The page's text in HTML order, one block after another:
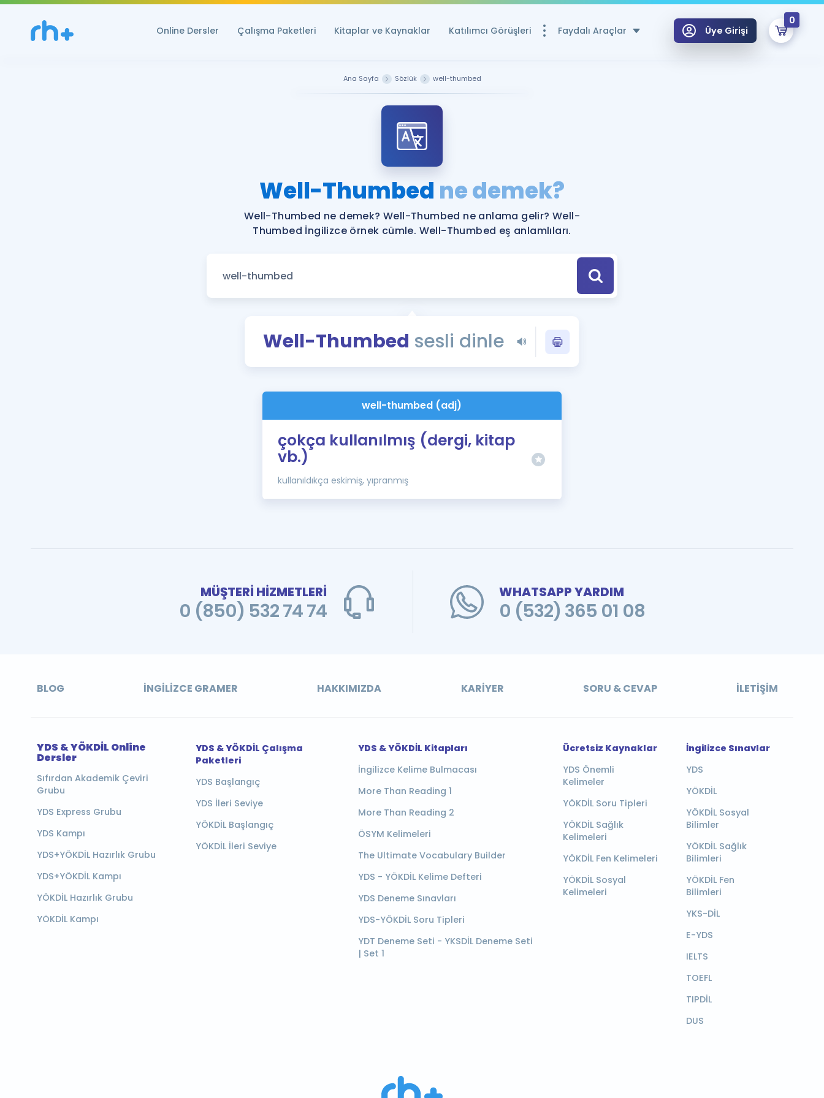
Online Dersler Çalışma Paketleri Kitaplar ve Kaynaklar Katılımcı Görüşleri Faydalı Araçlar
Ücretsiz Kaynaklar
YDS ve YÖKDİL Puan Hesaplama Aracı
YDS ve YÖKDİL'e Hazırlananlar için Öneriler
Tüm ÖSYM Sınavları Tek Takvimde
Blog
YDS - YÖKDİL Tüm Sınavlarla İlgili Haberler
İngilizce Gramer
Üye Girişi
0
Remzi Hoca ile seni sınava hazırlayacak onlarca eğitim seni bekliyor!
Ana Sayfa Sözlük well-thumbed
Well-Thumbed ne demek?
Well-Thumbed ne demek? Well-Thumbed ne anlama gelir? Well-
Thumbed İngilizce örnek cümle. Well-Thumbed eş anlamlıları.
Well-Thumbed sesli dinle
well-thumbed (adj)
çokça kullanılmış (dergi, kitap
vb.)
kullanıldıkça eskimiş, yıpranmış
MÜŞTERİ HİZMETLERİ
0 (850) 532 74 74
WHATSAPP YARDIM
0 (532) 365 01 08
BLOG İNGILIZCE GRAMER HAKKIMIZDA KARIYER SORU & CEVAP İLETIŞIM
YDS & YÖKDİL Online
Dersler
Sıfırdan Akademik Çeviri
Grubu
YDS Express Grubu
YDS Kampı
YDS+YÖKDİL Hazırlık Grubu
YDS+YÖKDİL Kampı
YÖKDİL Hazırlık Grubu
YÖKDİL Kampı
YDS & YÖKDİL Çalışma
Paketleri
YDS Başlangıç
YDS İleri Seviye
YÖKDİL Başlangıç
YÖKDİL İleri Seviye
YDS & YÖKDİL Kitapları
İngilizce Kelime Bulmacası
More Than Reading 1
More Than Reading 2
ÖSYM Kelimeleri
The Ultimate Vocabulary Builder
YDS - YÖKDİL Kelime Defteri
YDS Deneme Sınavları
YDS-YÖKDİL Soru Tipleri
YDT Deneme Seti - YKSDİL Deneme Seti
| Set 1
Ücretsiz Kaynaklar
YDS Önemli
Kelimeler
YÖKDİL Soru Tipleri
YÖKDİL Sağlık
Kelimeleri
YÖKDİL Fen Kelimeleri
YÖKDİL Sosyal
Kelimeleri
İngilizce Sınavlar
YDS
YÖKDİL
YÖKDİL Sosyal
Bilimler
YÖKDİL Sağlık
Bilimleri
YÖKDİL Fen
Bilimleri
YKS-DİL
E-YDS
IELTS
TOEFL
TIPDİL
DUS